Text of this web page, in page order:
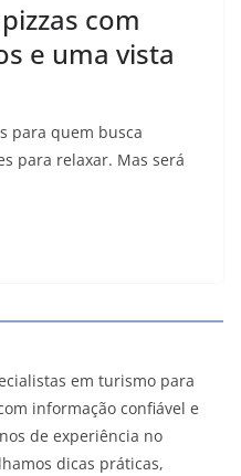
com
e uma vista
para quem busca
para relaxar. Mas será
em turismo para
informação confiável e
de experiência no
dicas práticas,